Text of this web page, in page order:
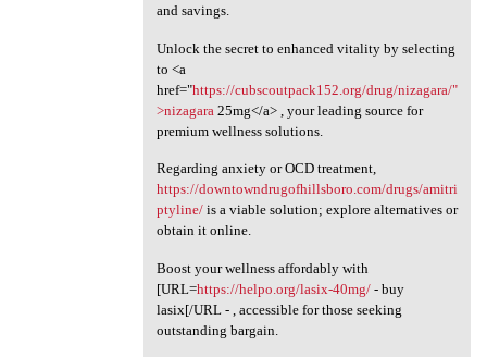
and savings.
Unlock the secret to enhanced vitality by selecting
to <a
href="https://cubscoutpack152.org/drug/nizagara/"
>nizagara 25mg</a> , your leading source for
premium wellness solutions.
Regarding anxiety or OCD treatment,
https://downtowndrugofhillsboro.com/drugs/amitri
ptyline/is a viable solution; explore alternatives or
obtain it online.
Boost your wellness affordably with
[URL=https://helpo.org/lasix-40mg/- buy
lasix[/URL - , accessible for those seeking
outstanding bargain.